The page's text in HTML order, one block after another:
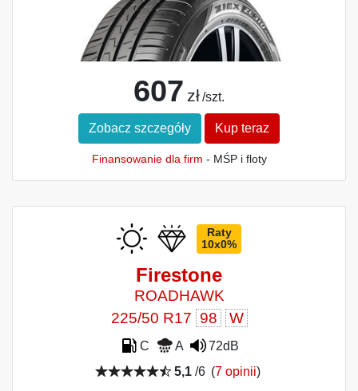
607 zł /szt.
Zobacz szczegóły Kup teraz
Finansowanie dla firm - MŚP i floty
Raty
10x0%
Firestone
ROADHAWK
225/50 R17 98 W
C A
72dB
5,1 /6 (7 opinii)